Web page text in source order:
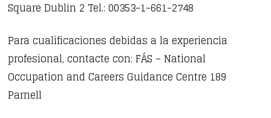
Square Dublin 2 Tel.: 00353-1-661-2748
Para cualificaciones debidas a la experiencia
profesional, contacte con: FÁS – National
Occupation and Careers Guidance Centre 189
Parnell